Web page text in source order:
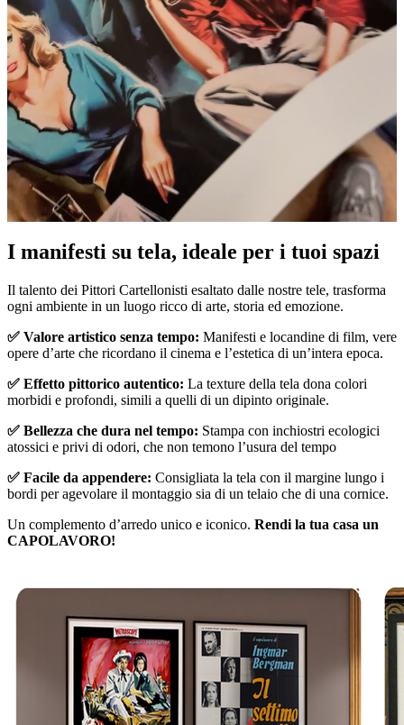
I manifesti su tela, ideale per i tuoi spazi
Il talento dei Pittori Cartellonisti esaltato dalle nostre tele, trasforma
ogni ambiente in un luogo ricco di arte, storia ed emozione.
✅ Valore artistico senza tempo: Manifesti e locandine di film, vere
opere d’arte che ricordano il cinema e l’estetica di un’intera epoca.
✅ Effetto pittorico autentico: La texture della tela dona colori
morbidi e profondi, simili a quelli di un dipinto originale.
✅ Bellezza che dura nel tempo: Stampa con inchiostri ecologici
atossici e privi di odori, che non temono l’usura del tempo
✅ Facile da appendere: Consigliata la tela con il margine lungo i
bordi per agevolare il montaggio sia di un telaio che di una cornice.
Un complemento d’arredo unico e iconico. Rendi la tua casa un
CAPOLAVORO!